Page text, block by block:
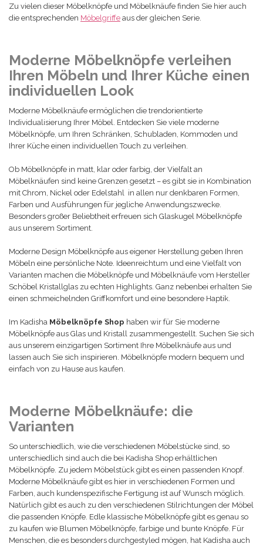
Zu vielen dieser Möbelknöpfe und Möbelknäufe finden Sie hier auch
die entsprechenden Möbelgriffe aus der gleichen Serie.
Moderne Möbelknöpfe verleihen
Ihren Möbeln und Ihrer Küche einen
individuellen Look
Moderne Möbelknäufe ermöglichen die trendorientierte
Individualisierung Ihrer Möbel. Entdecken Sie viele moderne
Möbelknöpfe, um Ihren Schränken, Schubladen, Kommoden und
Ihrer Küche einen individuellen Touch zu verleihen.
Ob Möbelknöpfe in matt, klar oder farbig, der Vielfalt an
Möbelknäufen sind keine Grenzen gesetzt – es gibt sie in Kombination
mit Chrom, Nickel oder Edelstahl in allen nur denkbaren Formen,
Farben und Ausführungen für jegliche Anwendungszwecke.
Besonders großer Beliebtheit erfreuen sich Glaskugel Möbelknöpfe
aus unserem Sortiment.
Moderne Design Möbelknöpfe aus eigener Herstellung geben Ihren
Möbeln eine persönliche Note. Ideenreichtum und eine Vielfalt von
Varianten machen die Möbelknöpfe und Möbelknäufe vom Hersteller
Schöbel Kristallglas zu echten Highlights. Ganz nebenbei erhalten Sie
einen schmeichelnden Griffkomfort und eine besondere Haptik.
Im Kadisha Möbelknöpfe Shop haben wir für Sie moderne
Möbelknöpfe aus Glas und Kristall zusammengestellt. Suchen Sie sich
aus unserem einzigartigen Sortiment Ihre Möbelknäufe aus und
lassen auch Sie sich inspirieren. Möbelknöpfe modern bequem und
einfach von zu Hause aus kaufen.
Moderne Möbelknäufe: die
Varianten
So unterschiedlich, wie die verschiedenen Möbelstücke sind, so
unterschiedlich sind auch die bei Kadisha Shop erhältlichen
Möbelknöpfe. Zu jedem Möbelstück gibt es einen passenden Knopf.
Moderne Möbelknäufe gibt es hier in verschiedenen Formen und
Farben, auch kundenspezifische Fertigung ist auf Wunsch möglich.
Natürlich gibt es auch zu den verschiedenen Stilrichtungen der Möbel
die passenden Knöpfe. Edle klassische Möbelknöpfe gibt es genau so
zu kaufen wie Blumen Möbelknöpfe, farbige und bunte Knöpfe. Für
Menschen, die es besonders durchgestyled mögen, hat Kadisha auch